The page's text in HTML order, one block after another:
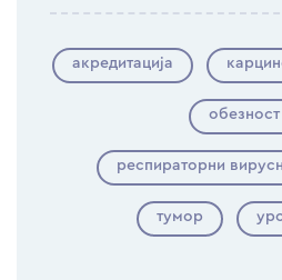
акредитација
обезност
респираторни
тумор